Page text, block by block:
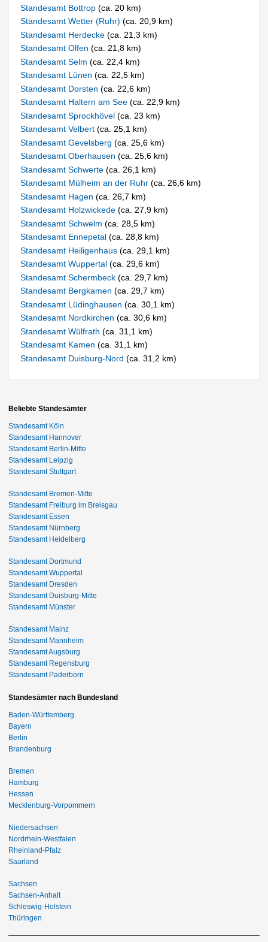
Standesamt Bottrop(ca. 20 km)
Standesamt Wetter (Ruhr)(ca. 20,9 km)
Standesamt Herdecke(ca. 21,3 km)
Standesamt Olfen(ca. 21,8 km)
Standesamt Selm(ca. 22,4 km)
Standesamt Lünen(ca. 22,5 km)
Standesamt Dorsten(ca. 22,6 km)
Standesamt Haltern am See(ca. 22,9 km)
Standesamt Sprockhövel(ca. 23 km)
Standesamt Velbert(ca. 25,1 km)
Standesamt Gevelsberg(ca. 25,6 km)
Standesamt Oberhausen(ca. 25,6 km)
Standesamt Schwerte(ca. 26,1 km)
Standesamt Mülheim an der Ruhr(ca. 26,6 km)
Standesamt Hagen(ca. 26,7 km)
Standesamt Holzwickede(ca. 27,9 km)
Standesamt Schwelm(ca. 28,5 km)
Standesamt Ennepetal(ca. 28,8 km)
Standesamt Heiligenhaus(ca. 29,1 km)
Standesamt Wuppertal(ca. 29,6 km)
Standesamt Schermbeck(ca. 29,7 km)
Standesamt Bergkamen(ca. 29,7 km)
Standesamt Lüdinghausen(ca. 30,1 km)
Standesamt Nordkirchen(ca. 30,6 km)
Standesamt Wülfrath(ca. 31,1 km)
Standesamt Kamen(ca. 31,1 km)
Standesamt Duisburg-Nord(ca. 31,2 km)
Beliebte Standesämter
Standesamt Köln
Standesamt Hannover
Standesamt Berlin-Mitte
Standesamt Leipzig
Standesamt Stuttgart
Standesamt Bremen-Mitte
Standesamt Freiburg im Breisgau
Standesamt Essen
Standesamt Nürnberg
Standesamt Heidelberg
Standesamt Dortmund
Standesamt Wuppertal
Standesamt Dresden
Standesamt Duisburg-Mitte
Standesamt Münster
Standesamt Mainz
Standesamt Mannheim
Standesamt Augsburg
Standesamt Regensburg
Standesamt Paderborn
Standesämter nach Bundesland
Baden-Württemberg
Bayern
Berlin
Brandenburg
Bremen
Hamburg
Hessen
Mecklenburg-Vorpommern
Niedersachsen
Nordrhein-Westfalen
Rheinland-Pfalz
Saarland
Sachsen
Sachsen-Anhalt
Schleswig-Holstein
Thüringen